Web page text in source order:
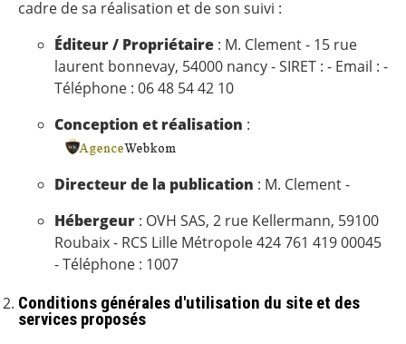
cadre de sa réalisation et de son suivi :
Éditeur / Propriétaire : M. Clement - 15 rue
laurent bonnevay, 54000 nancy - SIRET : - Email : -
Téléphone : 06 48 54 42 10
Conception et réalisation :
Directeur de la publication : M. Clement -
Hébergeur : OVH SAS, 2 rue Kellermann, 59100
Roubaix - RCS Lille Métropole 424 761 419 00045
- Téléphone : 1007
Conditions générales d'utilisation du site et des
services proposés